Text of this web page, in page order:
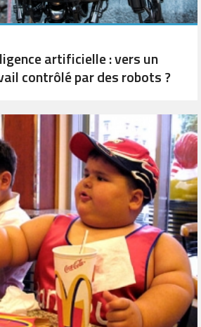
artificielle : vers un
contrôlé par des robots ?